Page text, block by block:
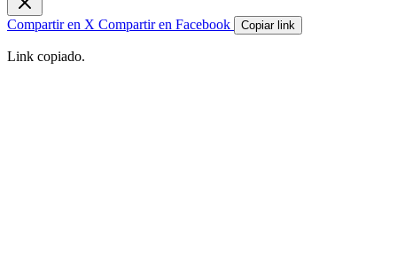
Compartir en X Compartir en Facebook Copiar link
Link copiado.